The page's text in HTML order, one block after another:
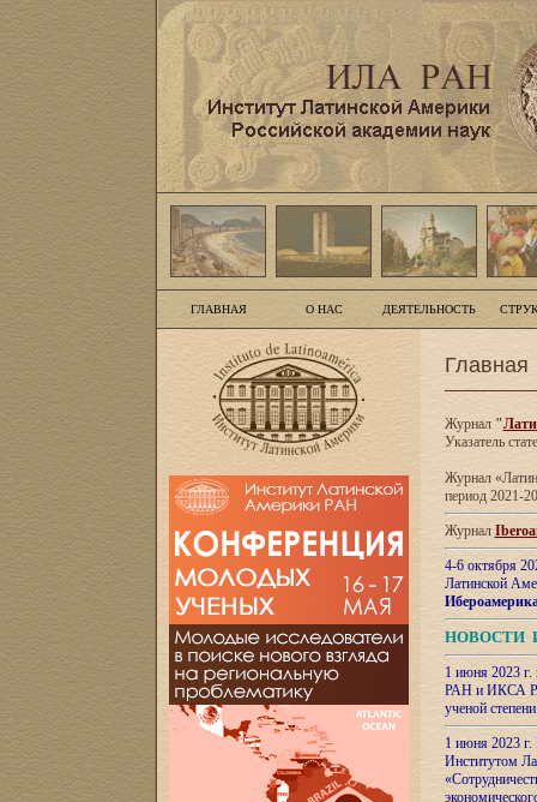
ГЛАВНАЯ О НАС ДЕЯТЕЛЬНОСТЬ
Главная
Журнал"
Указатель
Журнал
период 2021-
Журнал
4-6 октября
Латинской
НОВОСТИ
1 июня 2023
РАН и ИКСА
ученой
1 июня 2023
Институтом